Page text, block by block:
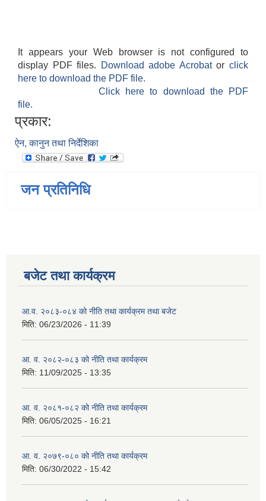
It appears your Web browser is not configured to
display PDF files.
Download adobe Acrobatorclick
here to download the PDF file.
Click here to download the PDF
file.
प्रकार:
ऐन, कानुन तथा निर्देशिका
जन प्रतिनिधि
बजेट तथा कार्यक्रम
आ.व. २०८३-०८४ को नीति तथा कार्यक्रम तथा बजेट
मिति: 06/23/2026 - 11:39
आ. व. २०८२-०८३ को नीति तथा कार्यक्रम
मिति: 11/09/2025 - 13:35
आ. व. २०८१-०८२ को नीति तथा कार्यक्रम
मिति: 06/05/2025 - 16:21
आ. व. २०७९-०८० को नीति तथा कार्यक्रम
मिति: 06/30/2022 - 15:42